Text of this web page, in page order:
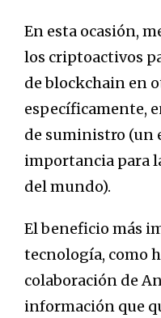
En esta ocasión,
los criptoactivos
de blockchain en
específicamente,
de suministro (un
importancia para
del mundo).
El beneficio más
tecnología, como
colaboración de
información que